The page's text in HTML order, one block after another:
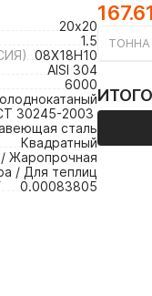
20х20
1.5
08Х18Н10
AISI 304
6000
30245-2003 / ГОСТ
сталь
Квадратный
Жаропрочная
/ Для теплиц
0.00083805
167.61
ТОННА
ИТОГО